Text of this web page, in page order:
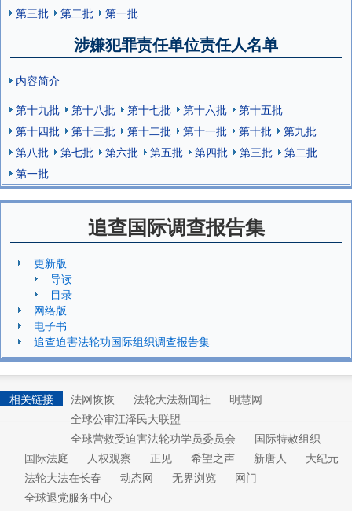
第三批
第二批 第一批
涉嫌犯罪责任单位责任人名单
内容简介
第十九批
第十八批 第十七批 第十六批
第十五批
第十四批
第十三批 第十二批 第十一批 第十批
第九批
第八批
第七批 第六批 第五批 第四批 第三批
第二批
第一批
追查国际调查报告集
更新版
导读
目录
网络版
电子书
追查迫害法轮功国际组织调查报告集
相关链接 法网恢恢 法轮大法新闻社
明慧网
全球公审江泽民大联盟
全球营救受迫害法轮功学员委员会
国际特赦组织
国际法庭
人权观察 正见 希望之声 新唐人
大纪元
法轮大法在长春
动态网 无界浏览
网门
全球退党服务中心